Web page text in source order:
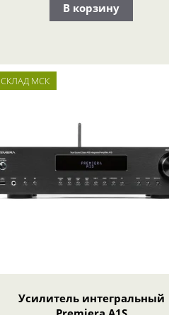
В корзину
СКЛАД МСК
Усилитель интегральный